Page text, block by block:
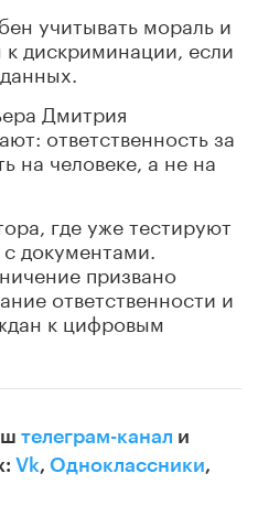
учитывать мораль и
к дискриминации, если
Дмитрия
ответственность за
на человеке, а не на
где уже тестируют
документами.
призвано
ответственности и
к цифровым
телеграм-канал и
Vk, Одноклассники,